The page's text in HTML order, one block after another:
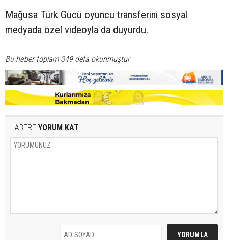
Mağusa Türk Gücü oyuncu transferini sosyal
medyada özel videoyla da duyurdu.
Bu haber toplam 349 defa okunmuştur
HABERE YORUM KAT